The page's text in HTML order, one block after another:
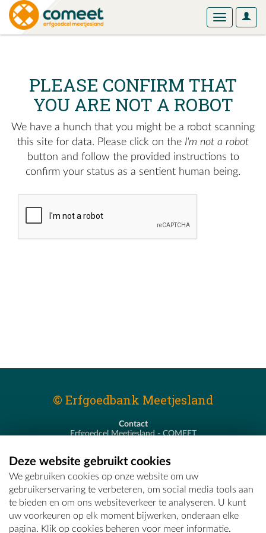
User
Toggle
PLEASE CONFIRM THAT
YOU ARE NOT A ROBOT
We have a hunch that you might be a robot scanning
this site for data. Please click on the I'm not a robot
button and follow the provided instructions to
confirm your status as a sentient human being.
© Erfgoedbank Meetjesland
Contact
Erfgoedcel Meetjesland - COMEET
T - 09 373 75 96
E -erfgoedcel@comeet.be
Deze website gebruikt cookies
We gebruiken cookies op onze website om uw
gebruikerservaring te verbeteren, om social media tools aan
te bieden en om ons websiteverkeer te analyseren. U kunt
uw voorkeuren op elk moment bijwerken, onderaan elke
pagina. Klik op cookies beheren voor meer informatie.